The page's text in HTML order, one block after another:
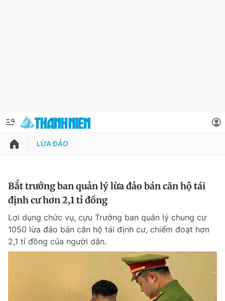
QUẢNG CÁO
Chuyên mục khác
Tin 24h
Tin thị trường Tin 360
Thông tin tài khoản
Đổi mật khẩu
Tin đã lưu
Tin đã xem
LỪA ĐẢO
Bắt trưởng ban quản lý lừa đảo bán căn hộ tái
định cư hơn 2,1 tỉ đồng
Lợi dụng chức vụ, cựu Trưởng ban quản lý chung cư
1050 lừa đảo bán căn hộ tái định cư, chiếm đoạt hơn
2,1 tỉ đồng của người dân.